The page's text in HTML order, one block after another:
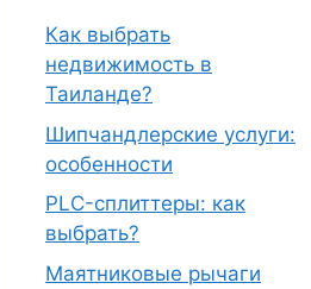
Как выбрать
недвижимость в
Таиланде?
Шипчандлерские услуги:
особенности
PLC-сплиттеры: как
выбрать?
Маятниковые рычаги